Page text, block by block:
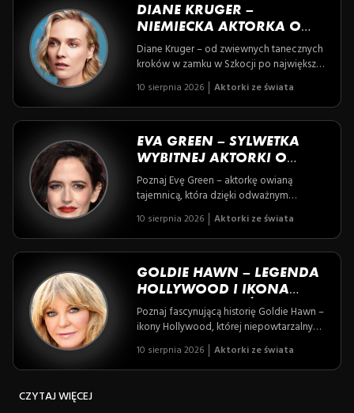
DIANE KRUGER –
NIEMIECKA AKTORKA O
MIĘDZYNARODOWEJ
SŁAWIE
Diane Kruger – od zwiewnych tanecznych
kroków w zamku w Szkocji po największe
ekrany świata – to opowieść o niezwykłej
przemianie i nieustającej pasji do sztuki.
Poznaj aktorkę, która dzięki talentowi,
determinacji i unikalnemu podejściu do
życia, zdobyła serca widzów na całym
globie.
10 sierpnia 2026 Aktorki ze świata
EVA GREEN – SYLWETKA
WYBITNEJ AKTORKI O
MIĘDZYNARODOWEJ
RENOMIE
Poznaj Evę Green – aktorkę owianą
tajemnicą, która dzięki odważnym
wyborom i złożonym rolom zdobyła
międzynarodową sławę, łącząc europejską
finezję z hollywoodzkim blaskiem. Odkryj,
jak pasja, niezwykłe pochodzenie i
artystyczna wrażliwość ukształtowały
jedną z najciekawszych gwiazd
10 sierpnia 2026 Aktorki ze świata
GOLDIE HAWN – LEGENDA
HOLLYWOOD I IKONA
KINA AMERYKAŃSKIEGO
Poznaj fascynującą historię Goldie Hawn –
ikony Hollywood, której niepowtarzalny
urok i talent zdobyły serca widzów na
całym świecie, a życie pełne jest zarówno
wielkich sukcesów, jak i osobistych,
10 sierpnia 2026 Aktorki ze świata
CZYTAJ WIĘCEJ